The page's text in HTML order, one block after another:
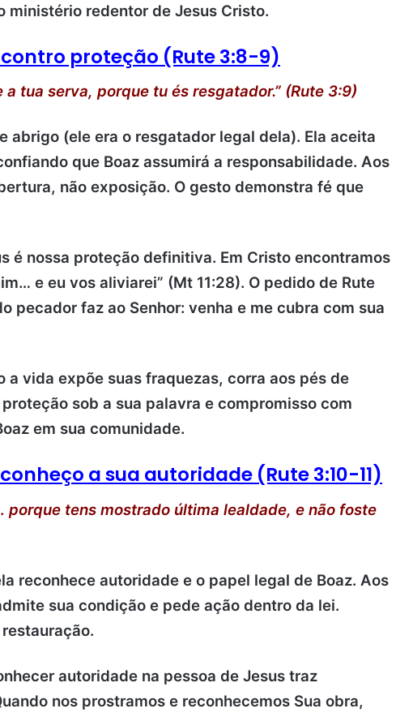
ministério redentor de Jesus Cristo.
proteção (Rute 3:8-9)
a tua serva, porque tu és resgatador.” (Rute 3:9)
abrigo (ele era o resgatador legal dela). Ela aceita
que Boaz assumirá a responsabilidade. Aos
não exposição. O gesto demonstra fé que
é nossa proteção definitiva. Em Cristo encontramos
e eu vos aliviarei” (Mt 11:28). O pedido de Rute
pecador faz ao Senhor: venha e me cubra com sua
a vida expõe suas fraquezas, corra aos pés de
sob a sua palavra e compromisso com
em sua comunidade.
a sua autoridade (Rute 3:10-11)
porque tens mostrado última lealdade, e não foste
reconhece autoridade e o papel legal de Boaz. Aos
sua condição e pede ação dentro da lei.
autoridade na pessoa de Jesus traz
nos prostramos e reconhecemos Sua obra,